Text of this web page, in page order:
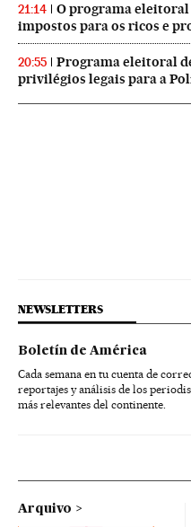
21:14
O programa eleitoral
impostos para os ricos e
20:55
Programa eleitoral
privilégios legais para a
NEWSLETTERS
Boletín de América
Cada semana en tu cuenta de
reportajes y análisis de los
más relevantes del continente.
Arquivo